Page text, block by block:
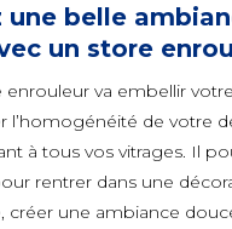
une belle
un store
enrouleur va embellir
l’homogénéité de votre
à tous vos vitrages. Il
rentrer dans une
créer une ambiance